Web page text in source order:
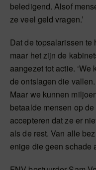
beledigend. Alsof
ze veel geld vragen.’
Dat de topsalarissen te
maar het zijn de
aangezet tot actie.
de ontslagen die
Maar we kunnen
betaalde mensen op
accepteren dat ze er
als de rest. Van alle
enige die geen schade